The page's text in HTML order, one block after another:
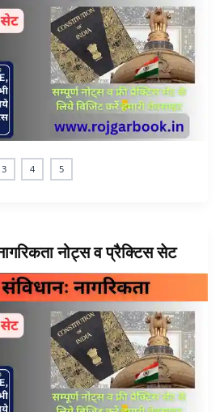
3 4 5
नोट्स व प्रैक्टिस सेट